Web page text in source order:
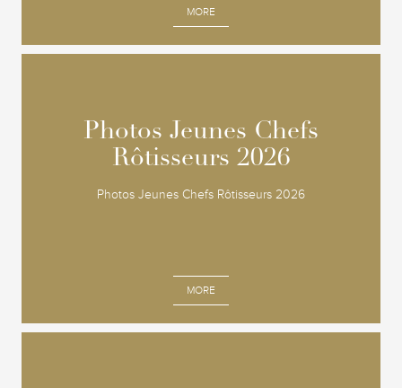
MORE
Photos Jeunes Chefs
Rôtisseurs 2026
Photos Jeunes Chefs Rôtisseurs 2026
MORE
Photos Jeunes Chefs
Rôtisseurs 2026